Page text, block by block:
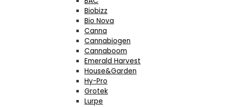
Biobizz
Bio Nova
Canna
Cannabiogen
Cannaboom
Emerald Harvest
House&Garden
Hy-Pro
Grotek
Lurpe